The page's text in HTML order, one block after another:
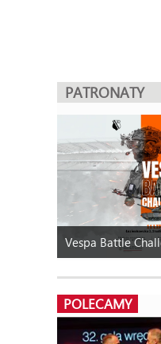
PATRONATY
Vespa Battle
POLECAMY